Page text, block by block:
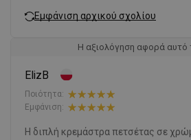
Εμφάνιση αρχικού σχολίου
Η αξιολόγηση αφορά αυτό
ElizB
Ποιότητα:
Εμφάνιση:
Η διπλή κρεμάστρα πετσέτας σε